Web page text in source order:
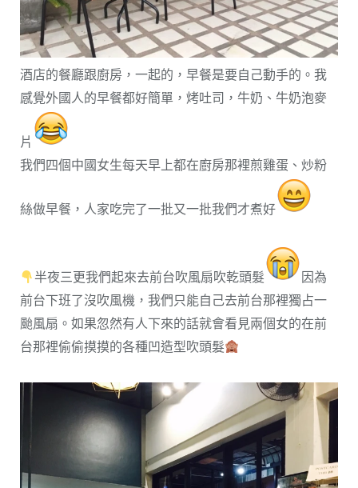
酒店的餐廳跟廚房，一起的，早餐是要自己動手的。我
感覺外國人的早餐都好簡單，烤吐司，牛奶、牛奶泡麥
片
我們四個中國女生每天早上都在廚房那裡煎雞蛋、炒粉
絲做早餐，人家吃完了一批又一批我們才煮好
半夜三更我們起來去前台吹風扇吹乾頭髮
因為
前台下班了沒吹風機，我們只能自己去前台那裡獨占一
颱風扇。如果忽然有人下來的話就會看見兩個女的在前
台那裡偷偷摸摸的各種凹造型吹頭髮